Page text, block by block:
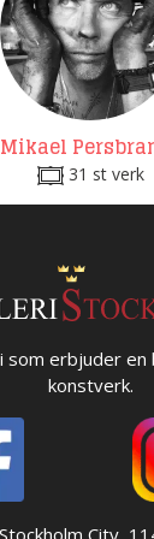
Mikael
31 st verk
som erbjuder en
konstverk.
City,